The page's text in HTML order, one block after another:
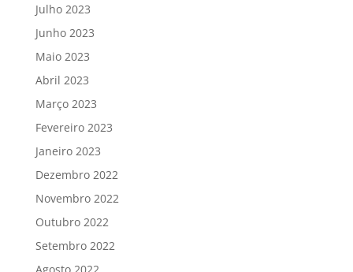
Julho 2023
Junho 2023
Maio 2023
Abril 2023
Março 2023
Fevereiro 2023
Janeiro 2023
Dezembro 2022
Novembro 2022
Outubro 2022
Setembro 2022